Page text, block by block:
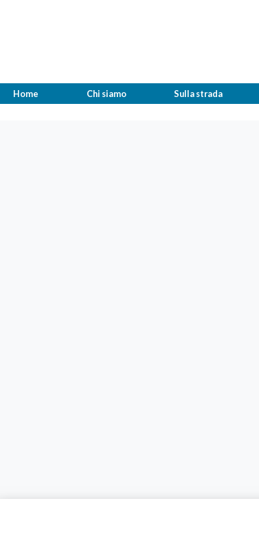
Home Chi siamo Sulla strada